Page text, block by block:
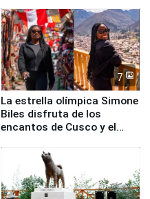
7
La estrella olímpica Simone
Biles disfruta de los
encantos de Cusco y el